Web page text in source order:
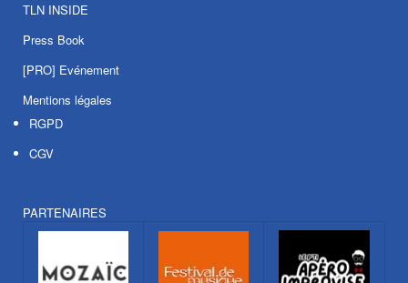
TLN INSIDE
Press Book
[PRO] Evénement
Mentions légales
RGPD
CGV
PARTENAIRES